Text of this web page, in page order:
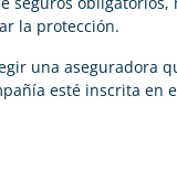
la protección.
una aseguradora
esté inscrita en